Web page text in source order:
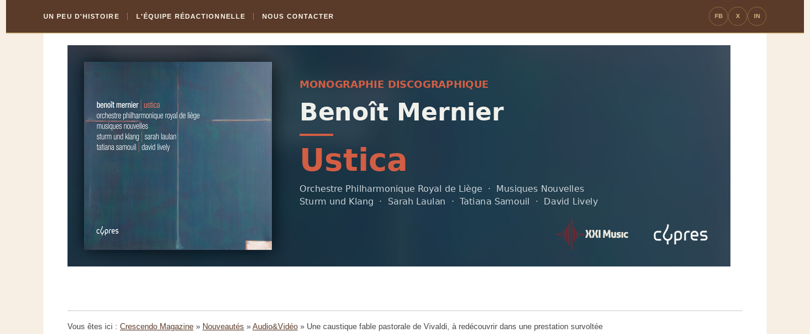
Content
la
UN PEU D'HISTOIRE L'ÉQUIPE RÉDACTIONNELLE NOUS CONTACTER FB X IN
Vous êtes ici : Crescendo Magazine » Nouveautés » Audio&Vidéo » Une caustique fable pastorale de Vivaldi, à redécouvrir dans une prestation survoltée